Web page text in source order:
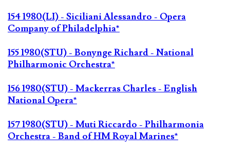
154 1980(LI) - Siciliani Alessandro - Opera
Company of Philadelphia*
155 1980(STU) - Bonynge Richard - National
Philharmonic Orchestra*
156 1980(STU) - Mackerras Charles - English
National Opera*
157 1980(STU) - Muti Riccardo - Philharmonia
Orchestra - Band of HM Royal Marines*